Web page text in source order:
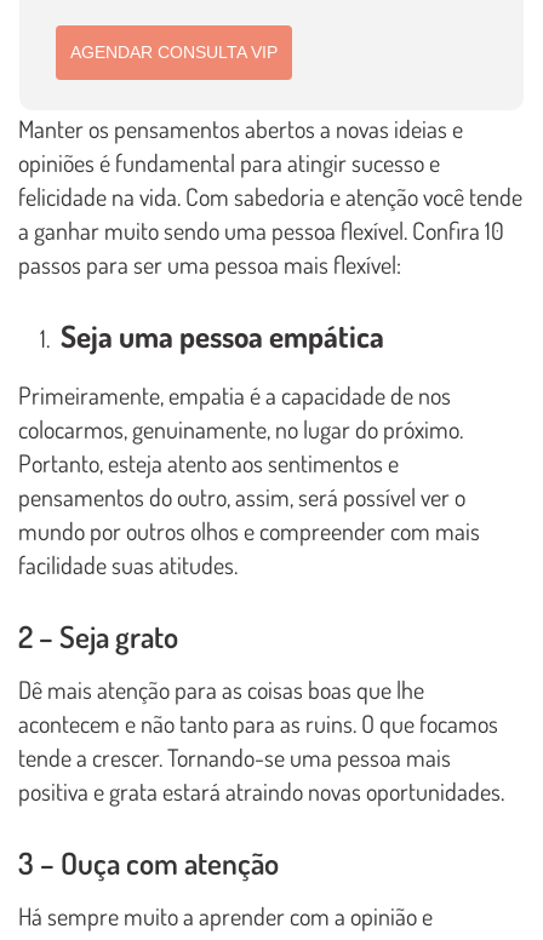
AGENDAR CONSULTA VIP
Manter os pensamentos abertos a novas ideias e
opiniões é fundamental para atingir sucesso e
felicidade na vida. Com sabedoria e atenção você tende
a ganhar muito sendo uma pessoa flexível. Confira 10
passos para ser uma pessoa mais flexível:
Seja uma pessoa empática
Primeiramente, empatia é a capacidade de nos
colocarmos, genuinamente, no lugar do próximo.
Portanto, esteja atento aos sentimentos e
pensamentos do outro, assim, será possível ver o
mundo por outros olhos e compreender com mais
facilidade suas atitudes.
2 – Seja grato
Dê mais atenção para as coisas boas que lhe
acontecem e não tanto para as ruins. O que focamos
tende a crescer. Tornando-se uma pessoa mais
positiva e grata estará atraindo novas oportunidades.
3 – Ouça com atenção
Há sempre muito a aprender com a opinião e